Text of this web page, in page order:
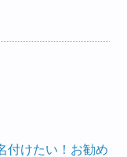
付けたい！お勧め